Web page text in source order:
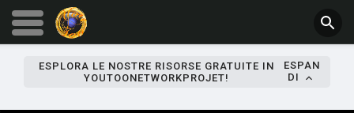
ESPLORA LE NOSTRE RISORSE GRATUITE IN
YOUTOONETWORKPROJET!
ESPAN
DI